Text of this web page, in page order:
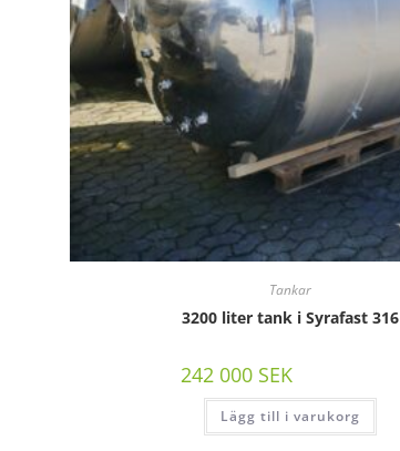
Tankar
3200 liter tank i Syrafast 316
242 000 SEK
Lägg till i varukorg